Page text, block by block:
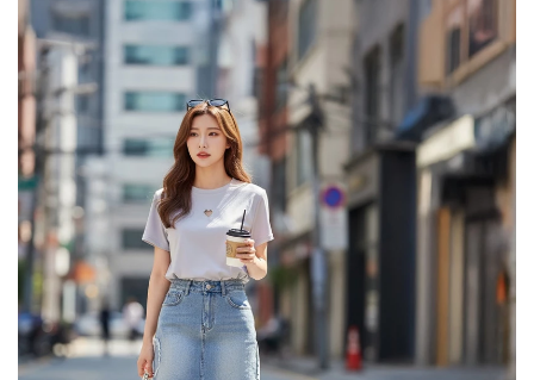
襯衫 褲裙 牛仔裙
涼感